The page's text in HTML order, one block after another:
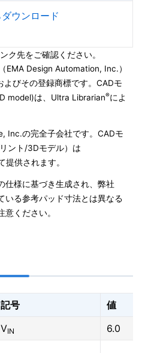
ウンロード
ク先をご確認ください。
EMA Design Automation, Inc.）
よびその登録商標です。CADモ
model)は、Ultra Librarian®によ
Inc.の完全子会社です。CADモ
ント/3Dモデル）は
供されます。
仕様に基づき生成され、弊社
いる参考パッド寸法とは異なる
ください。
記号
値
VIN
6.0